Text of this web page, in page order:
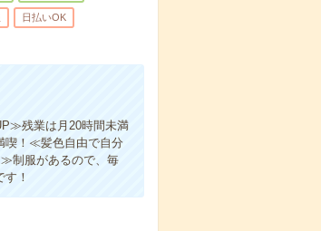
日払いOK
残業は月20時間未満
喫！≪髪色自由で自分
制服があるので、毎
！